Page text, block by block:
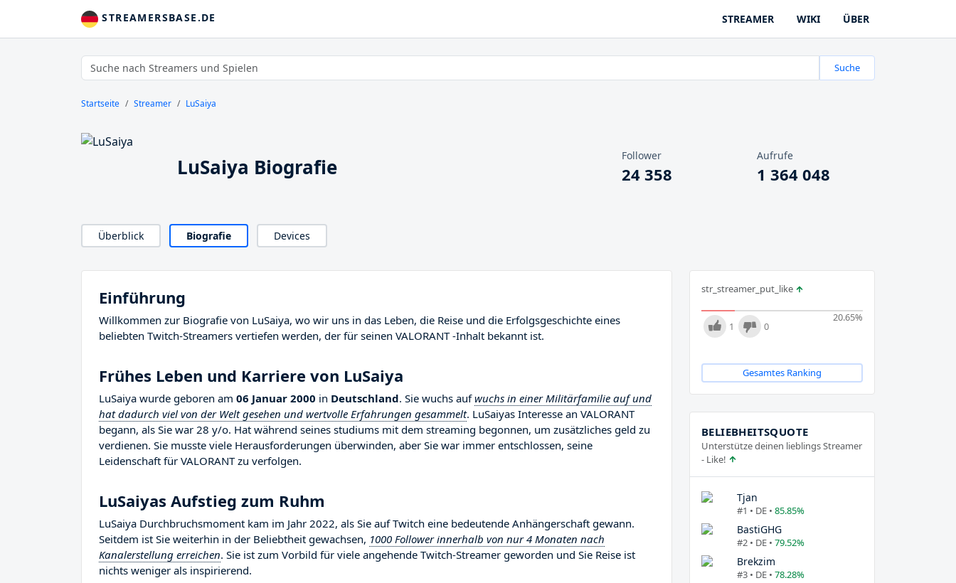
STREAMERSBASE.DE STREAMER WIKI ÜBER
Suche
Startseite Streamer LuSaiya
LuSaiya Biografie Follower
24 358
Aufrufe
1 364 048
Überblick Biografie Devices
Einführung
Willkommen zur Biografie von LuSaiya, wo wir uns in das Leben, die Reise und die Erfolgsgeschichte eines
beliebten Twitch-Streamers vertiefen werden, der für seinen VALORANT -Inhalt bekannt ist.
Frühes Leben und Karriere von LuSaiya
LuSaiya wurde geboren am 06 Januar 2000 in Deutschland. Sie wuchs aufwuchs in einer Militärfamilie auf und
hat dadurch viel von der Welt gesehen und wertvolle Erfahrungen gesammelt. LuSaiyas Interesse an VALORANT
begann, als Sie war 28 y/o. Hat während seines studiums mit dem streaming begonnen, um zusätzliches geld zu
verdienen. Sie musste viele Herausforderungen überwinden, aber Sie war immer entschlossen, seine
Leidenschaft für VALORANT zu verfolgen.
LuSaiyas Aufstieg zum Ruhm
LuSaiya Durchbruchsmoment kam im Jahr 2022, als Sie auf Twitch eine bedeutende Anhängerschaft gewann.
Seitdem ist Sie weiterhin in der Beliebtheit gewachsen, 1000 Follower innerhalb von nur 4 Monaten nach
Kanalerstellung erreichen. Sie ist zum Vorbild für viele angehende Twitch-Streamer geworden und Sie Reise ist
nichts weniger als inspirierend.
str_streamer_put_like
20.65%
1 0
Gesamtes Ranking
BELIEBHEITSQUOTE
Unterstütze deinen lieblings Streamer
- Like!
Tjan
#1 • DE • 85.85%
BastiGHG
#2 • DE • 79.52%
Brekzim
#3 • DE • 78.28%